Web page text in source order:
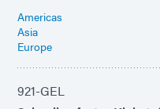
Americas
Asia
Europe
921-GEL